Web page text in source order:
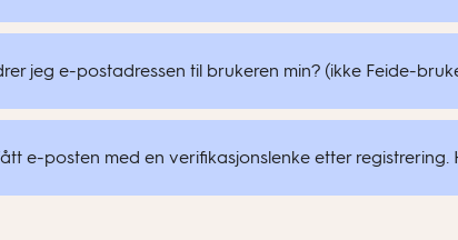
digitale økosystem
SSO for lærere og elever
digitalt læringssystem som sikrer personvern
jeg e-postadressen til brukeren min? (ikke Feide-
Learnlab-kontoen din.
e-posten med en verifikasjonslenke etter registrering.